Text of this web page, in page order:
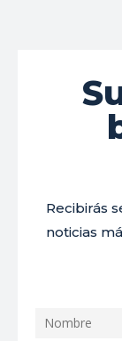
Recibirás
noticias